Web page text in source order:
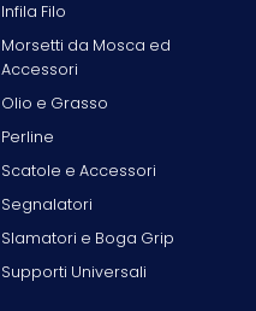
Infila Filo
Morsetti da Mosca ed
Accessori
Olio e Grasso
Perline
Scatole e Accessori
Segnalatori
Slamatori e Boga Grip
Supporti Universali